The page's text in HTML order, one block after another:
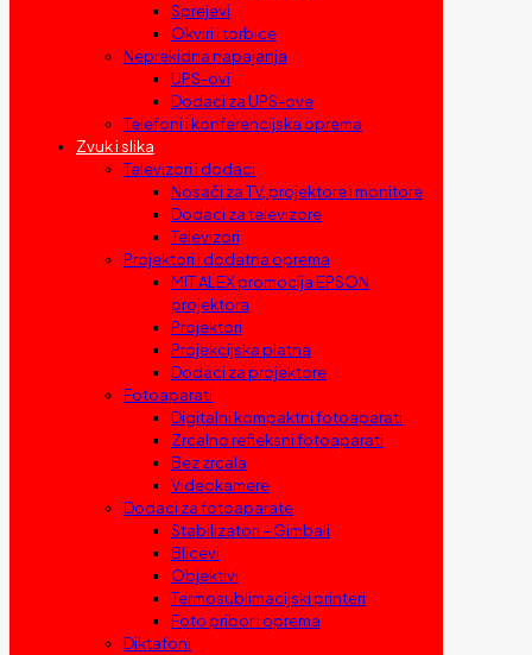
Sprejevi
Okviri i torbice
Neprekidna napajanja
UPS-ovi
Dodaci za UPS-ove
Telefoni i konferencijska oprema
Zvuk i slika
Televizori i dodaci
Nosači za TV, projektore i monitore
Dodaci za televizore
Televizori
Projektori i dodatna oprema
MIT ALEX promocija EPSON
projektora
Projektori
Projekcijska platna
Dodaci za projektore
Fotoaparati
Digitalni kompaktni fotoaparati
Zrcalno refleksni fotoaparati
Bez zrcala
Videokamere
Dodaci za fotoaparate
Stabilizatori – Gimbali
Blicevi
Objektivi
Termosublimacijski printeri
Foto pribor i oprema
Diktafoni